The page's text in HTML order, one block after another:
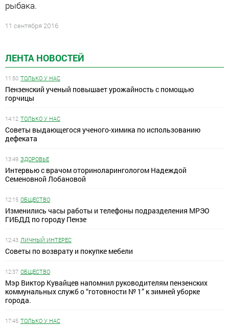
ЛЕНТА НОВОСТЕЙ
11:50 ТОЛЬКО У НАС
Пензенский ученый повышает урожайность с помощью
горчицы
14:12 ТОЛЬКО У НАС
Советы выдающегося ученого-химика по использованию
дефеката
13:49 ЗДОРОВЬЕ
Интервью с врачом оториноларингологом Надеждой
Семеновной Лобановой
12:15 ОБЩЕСТВО
Изменились часы работы и телефоны подразделения МРЭО
ГИБДД по городу Пензе
12:43 ЛИЧНЫЙ ИНТЕРЕС
Советы по возврату и покупке мебели
12:37 ОБЩЕСТВО
Мэр Виктор Кувайцев напомнил руководителям пензенских
коммунальных служб о “готовности № 1” к зимней уборке
города.
17:45 ТОЛЬКО У НАС
рыбака.
11 сентября 2016